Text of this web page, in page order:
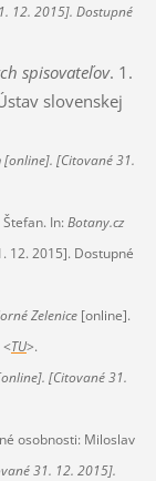
12. 2015]. Dostupné
spisovateľov. 1.
slovenskej
[online]. [Citované 31.
In: Botany.cz
12. 2015]. Dostupné
Zelenice [online].
<TU>.
[Citované 31.
osobnosti: Miloslav
31. 12. 2015].